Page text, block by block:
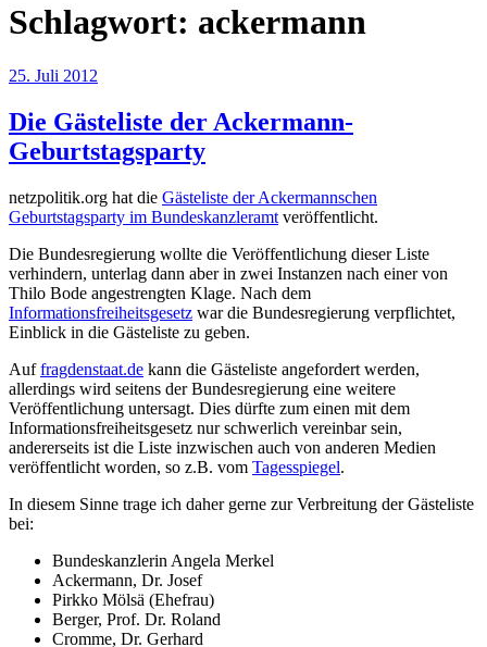
Schlagwort: ackermann
Veröffentlicht
25. Juli 2012
Die Gästeliste der Ackermann-
Geburtstagsparty
netzpolitik.org hat die Gästeliste der Ackermannschen
Geburtstagsparty im Bundeskanzleramt veröffentlicht.
Die Bundesregierung wollte die Veröffentlichung dieser Liste
verhindern, unterlag dann aber in zwei Instanzen nach einer von
Thilo Bode angestrengten Klage. Nach dem
Informationsfreiheitsgesetz war die Bundesregierung verpflichtet,
Einblick in die Gästeliste zu geben.
Auffragdenstaat.de kann die Gästeliste angefordert werden,
allerdings wird seitens der Bundesregierung eine weitere
Veröffentlichung untersagt. Dies dürfte zum einen mit dem
Informationsfreiheitsgesetz nur schwerlich vereinbar sein,
andererseits ist die Liste inzwischen auch von anderen Medien
veröffentlicht worden, so z.B. vom Tagesspiegel.
In diesem Sinne trage ich daher gerne zur Verbreitung der Gästeliste
bei:
Bundeskanzlerin Angela Merkel
Ackermann, Dr. Josef
Pirkko Mölsä (Ehefrau)
Berger, Prof. Dr. Roland
Cromme, Dr. Gerhard